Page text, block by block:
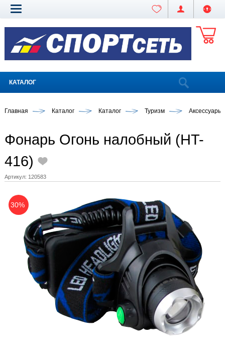
КАТАЛОГ
Главная Каталог Каталог Туризм Аксессуары
Фонарь Огонь налобный (HT-
416)
Артикул: 120583
30%